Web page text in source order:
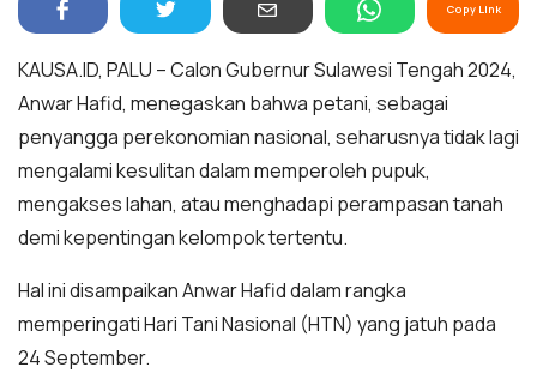
Copy Link
KAUSA.ID, PALU – Calon Gubernur Sulawesi Tengah 2024,
Anwar Hafid, menegaskan bahwa petani, sebagai
penyangga perekonomian nasional, seharusnya tidak lagi
mengalami kesulitan dalam memperoleh pupuk,
mengakses lahan, atau menghadapi perampasan tanah
demi kepentingan kelompok tertentu.
Hal ini disampaikan Anwar Hafid dalam rangka
memperingati Hari Tani Nasional (HTN) yang jatuh pada
24 September.